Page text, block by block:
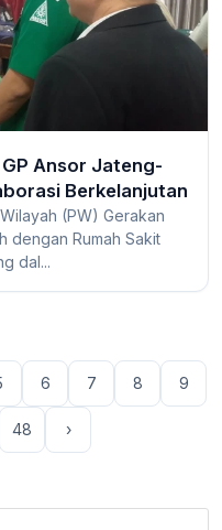
Ansor Jateng-
Berkelanjutan
(PW) Gerakan
dengan Rumah Sakit
dal...
6 7 8 9
48 ›